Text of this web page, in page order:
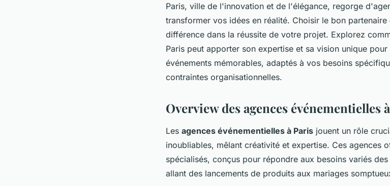
Paris, ville de l'innovation et de l'élégance, regorge
transformer vos idées en réalité. Choisir le bon
différence dans la réussite de votre projet. Explorez
Paris peut apporter son expertise et sa vision unique
événements mémorables, adaptés à vos besoins
contraintes organisationnelles.
Overview des agences événementielles
Les agences événementielles à Paris jouent un rôle
inoubliables, mêlant créativité et expertise. Ces agences
spécialisés, conçus pour répondre aux besoins variés
allant des lancements de produits aux mariages